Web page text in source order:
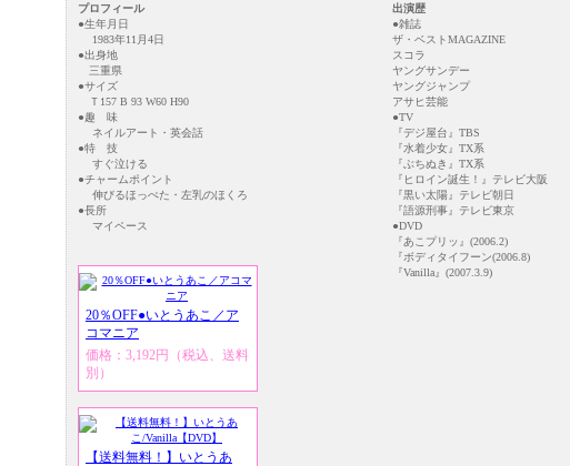
プロフィール
●生年月日
1983年11月4日
●出身地
三重県
●サイズ
Ｔ157 B 93 W60 H90
●趣 味
ネイルアート・英会話
●特 技
すぐ泣ける
●チャームポイント
伸びるほっぺた・左乳のほくろ
●長所
マイペース
20％OFF●いとうあこ／ア
コマニア
価格：3,192円（税込、送料
別）
【送料無料！】いとうあ
出演歴
●雑誌
ザ・ベストMAGAZINE
スコラ
ヤングサンデー
ヤングジャンプ
アサヒ芸能
●TV
『デジ屋台』TBS
『水着少女』TX系
『ぶちぬき』TX系
『ヒロイン誕生！』テレビ大阪
『黒い太陽』テレビ朝日
『語源刑事』テレビ東京
●DVD
『あこプリッ』(2006.2)
『ボディタイフーン(2006.8)
『Vanilla』(2007.3.9)